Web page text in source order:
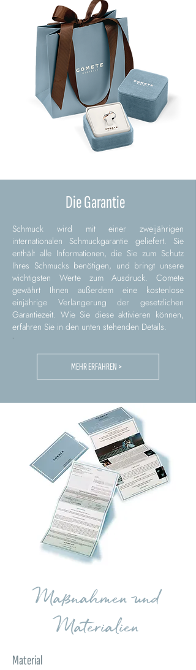
Die Garantie
Schmuck wird mit einer zweijährigen
internationalen Schmuckgarantie geliefert. Sie
enthält alle Informationen, die Sie zum Schutz
Ihres Schmucks benötigen, und bringt unsere
wichtigsten Werte zum Ausdruck. Comete
gewährt Ihnen außerdem eine kostenlose
einjährige Verlängerung der gesetzlichen
Garantiezeit. Wie Sie diese aktivieren können,
erfahren Sie in den unten stehenden Details.
MEHR ERFAHREN >
Maßnahmen und
Materialien
Material